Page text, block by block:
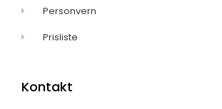
Personvern
Prisliste
Kontakt